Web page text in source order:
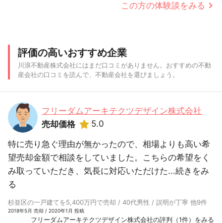
この方の体験談をみる
評価の高いおすすめ企業
川浪不動産株式会社にはまだ口コミがありません。おすすめの不動
産会社の口コミを読んで、不動産会社を選びましょう。
フリーダムアーキテクツデザイン株式会社
売却価格
5.0
特に売り急ぐ理由が無かったので、相場よりも高い希
望売却金額で相談をしていました。こちらの希望をく
み取っていただき、気長に対応いただけた...続きをみ
る
杉並区の一戸建てを5,400万円で売却 / 40代男性 / 説明が丁寧 他9件
2018年5月 売却 / 2020年1月 投稿
フリーダムアーキテクツデザイン株式会社の評判（1件）をみる